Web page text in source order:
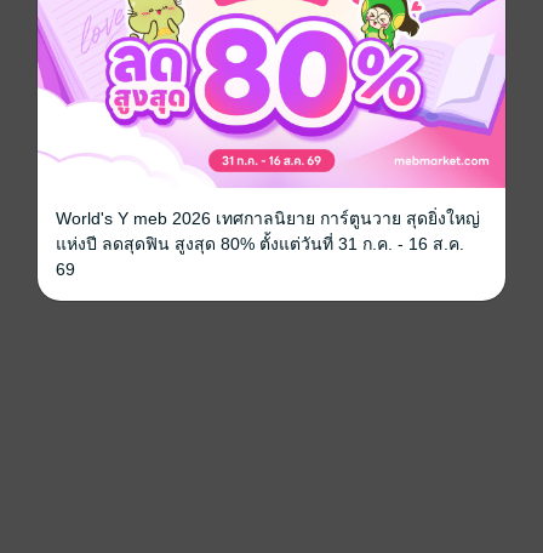
World's Y meb 2026 เทศกาลนิยาย การ์ตูนวาย สุดยิ่งใหญ่
แห่งปี ลดสุดฟิน สูงสุด 80% ตั้งแต่วันที่ 31 ก.ค. - 16 ส.ค.
69